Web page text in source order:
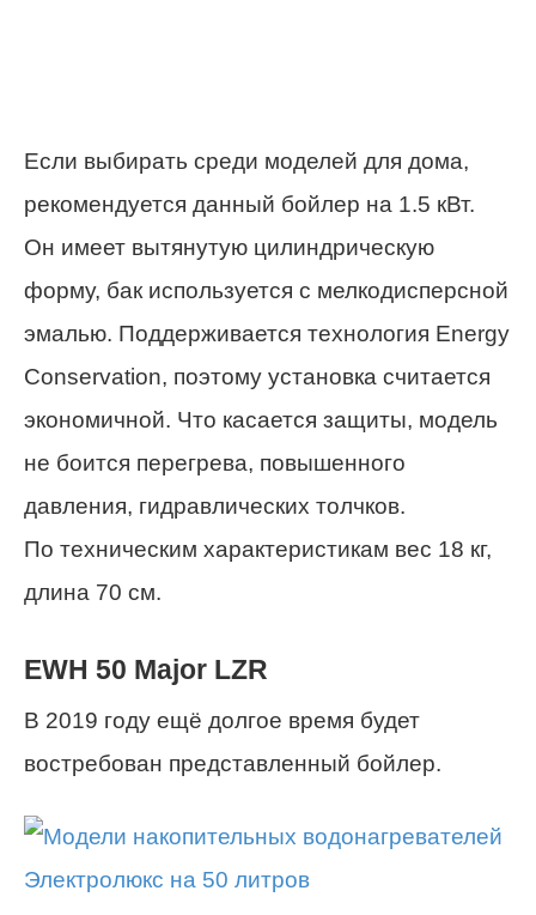
Если выбирать среди моделей для дома,
рекомендуется данный бойлер на 1.5 кВт.
Он имеет вытянутую цилиндрическую
форму, бак используется с мелкодисперсной
эмалью. Поддерживается технология Energy
Conservation, поэтому установка считается
экономичной. Что касается защиты, модель
не боится перегрева, повышенного
давления, гидравлических толчков.
По техническим характеристикам вес 18 кг,
длина 70 см.
EWH 50 Major LZR
В 2019 году ещё долгое время будет
востребован представленный бойлер.